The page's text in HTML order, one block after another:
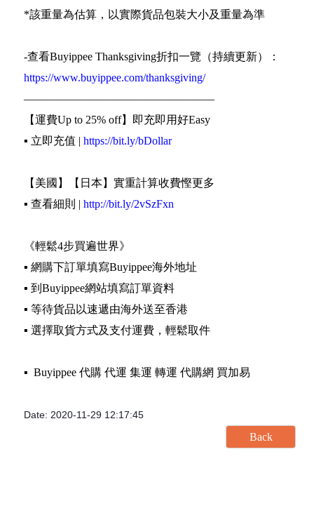
*該重量為估算，以實際貨品包裝大小及重量為準
-查看Buyippee Thanksgiving折扣一覽（持續更新）：
https://www.buyippee.com/thanksgiving/
—————————————————
【運費Up to 25% off】即充即用好Easy
▪️ 立即充值 | https://bit.ly/bDollar
【美國】【日本】實重計算收費慳更多
▪️ 查看細則 | http://bit.ly/2vSzFxn
《輕鬆4步買遍世界》
▪️ 網購下訂單填寫Buyippee海外地址
▪️ 到Buyippee網站填寫訂單資料
▪️ 等待貨品以速遞由海外送至香港
▪️ 選擇取貨方式及支付運費，輕鬆取件
▪️ Buyippee 代購 代運 集運 轉運 代購網 買加易
Date: 2020-11-29 12:17:45